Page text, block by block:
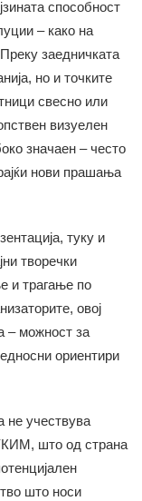
способност
– како на
заедничката
но и точките
свесно или
визуелен
значаен – често
нови прашања
туку и
творечки
и трагање по
овој
– можност за
ориентири
не учествува
што од страна
што носи